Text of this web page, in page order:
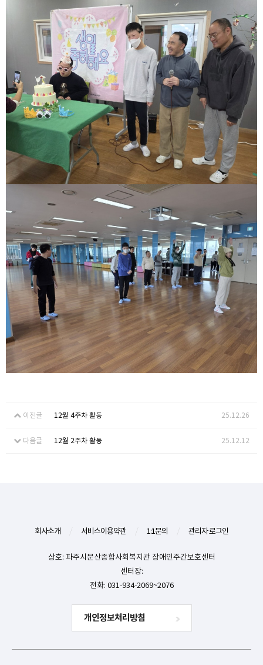
이전글 12월 4주차 활동 25.12.26
다음글 12월 2주차 활동 25.12.12
회사소개 서비스이용약관 1:1문의 관리자 로그인
상호: 파주시문산종합사회복지관 장애인주간보호센터
센터장:
전화: 031-934-2069~2076
개인정보처리방침